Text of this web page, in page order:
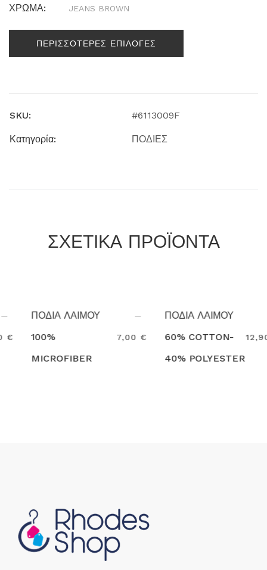
ΧΡΩΜΑ: JEANS BROWN
ΠΕΡΙΣΣΟΤΕΡΕΣ ΕΠΙΛΟΓΕΣ
SKU: #6113009F
Κατηγορία: ΠΟΔΙΕΣ
ΣΧΕΤΙΚΑ ΠΡΟΪΟΝΤΑ
ΠΟΔΙΑ ΛΑΙΜΟΥ
100%
MICROFIBER
7,00 €
Search
ΠΟΔΙΑ ΛΑΙΜΟΥ
60% COTTON-
40% POLYESTER
12,90 €
Search